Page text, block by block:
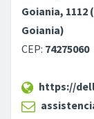
Goiania, 1112
Goiania)
CEP: 74275060
https://